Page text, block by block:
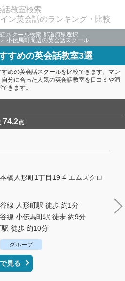
話教室検索
ン英会話のランキング・比較
スクール検索 都道府県選択
小伝馬町周辺の英会話スクール
すめの英会話教室3選
めの英会話スクールを比較できます。マン
分に合った人気の英会話教室を口コミや満
きます。
74.2点
橋人形町1丁目19-4 エムズクロ
線 人形町駅 徒歩 約1分
線 小伝馬町駅 徒歩 約9分
徒歩 約10分
グループ
見る